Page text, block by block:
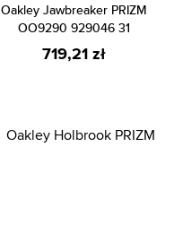
Oakley Jawbreaker PRIZM
OO9290 929046 31
719,21 zł